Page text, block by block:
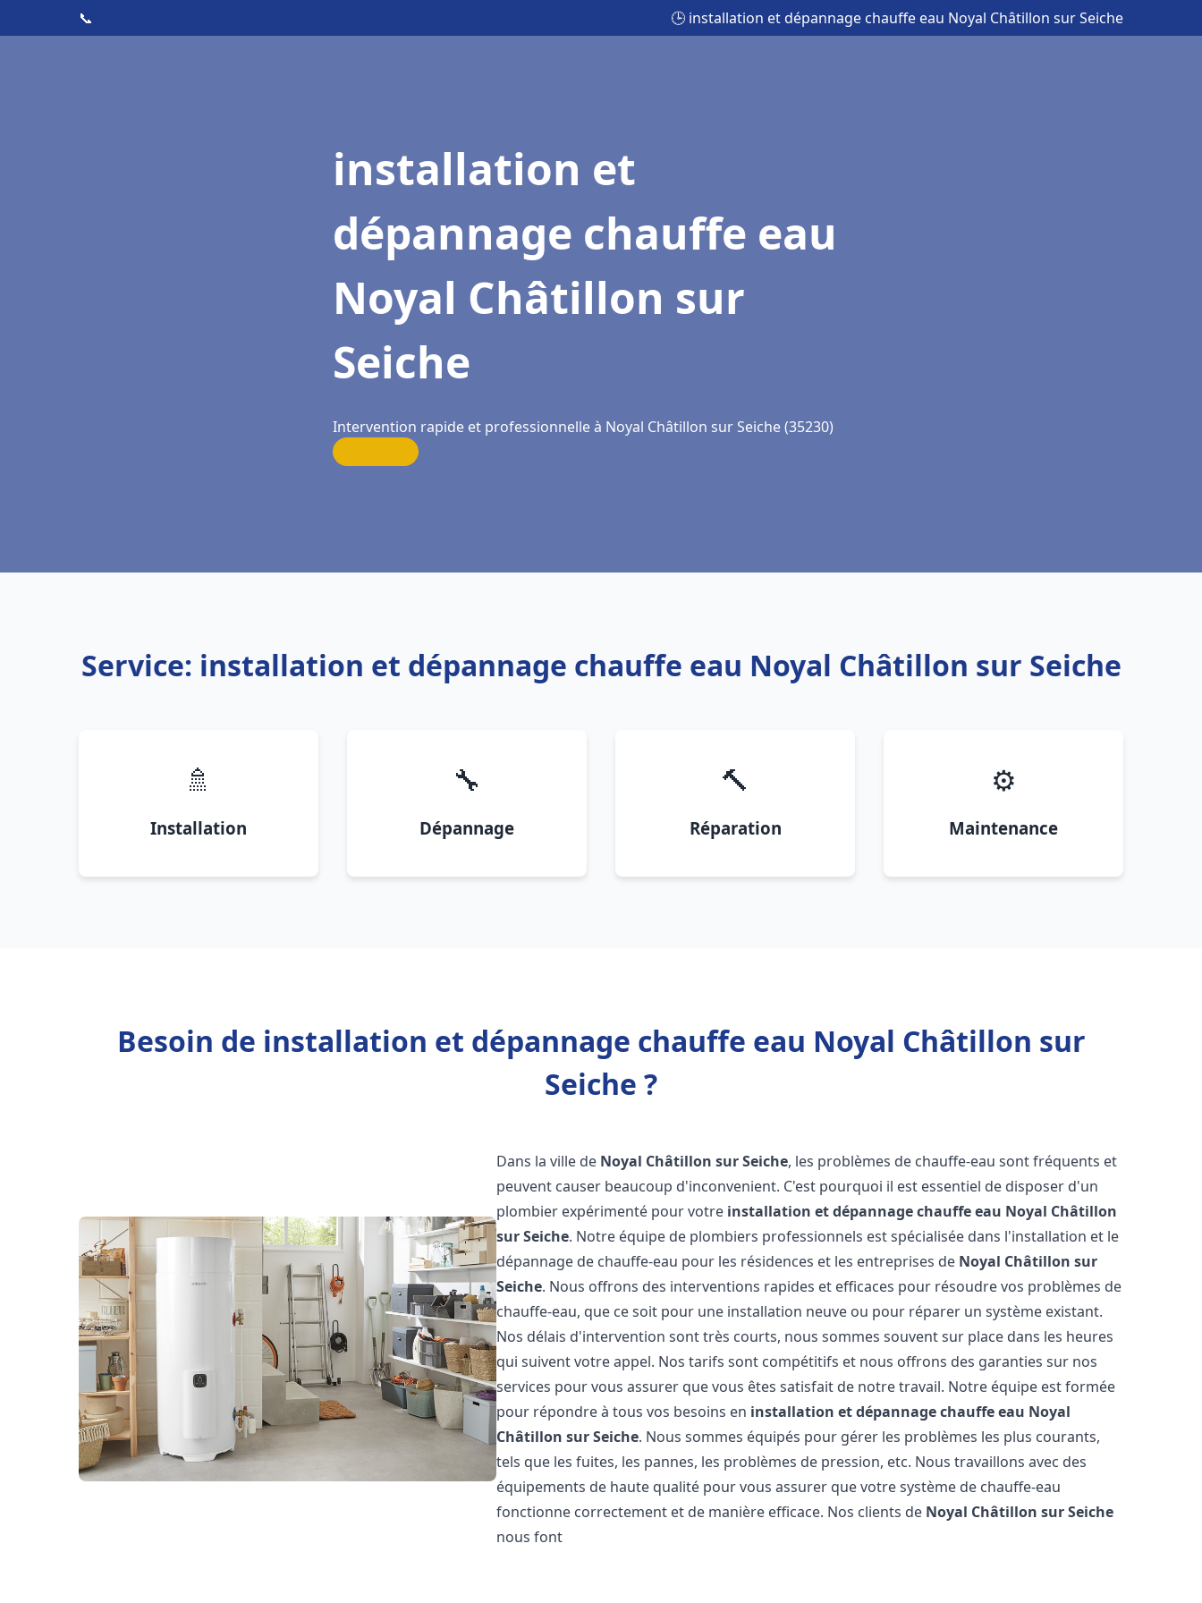
📞 🕒 installation et dépannage chauffe eau Noyal Châtillon sur Seiche
installation et
dépannage chauffe eau
Noyal Châtillon sur
Seiche
Intervention rapide et professionnelle à Noyal Châtillon sur Seiche (35230)
Service: installation et dépannage chauffe eau Noyal Châtillon sur Seiche
🚿
Installation
🔧
Dépannage
🔨
Réparation
⚙️
Maintenance
Besoin de installation et dépannage chauffe eau Noyal Châtillon sur
Seiche ?
Dans la ville de Noyal Châtillon sur Seiche, les problèmes de chauffe-eau sont fréquents et
peuvent causer beaucoup d'inconvenient. C'est pourquoi il est essentiel de disposer d'un
plombier expérimenté pour votre installation et dépannage chauffe eau Noyal Châtillon
sur Seiche. Notre équipe de plombiers professionnels est spécialisée dans l'installation et le
dépannage de chauffe-eau pour les résidences et les entreprises de Noyal Châtillon sur
Seiche. Nous offrons des interventions rapides et efficaces pour résoudre vos problèmes de
chauffe-eau, que ce soit pour une installation neuve ou pour réparer un système existant.
Nos délais d'intervention sont très courts, nous sommes souvent sur place dans les heures
qui suivent votre appel. Nos tarifs sont compétitifs et nous offrons des garanties sur nos
services pour vous assurer que vous êtes satisfait de notre travail. Notre équipe est formée
pour répondre à tous vos besoins en installation et dépannage chauffe eau Noyal
Châtillon sur Seiche. Nous sommes équipés pour gérer les problèmes les plus courants,
tels que les fuites, les pannes, les problèmes de pression, etc. Nous travaillons avec des
équipements de haute qualité pour vous assurer que votre système de chauffe-eau
fonctionne correctement et de manière efficace. Nos clients de Noyal Châtillon sur Seiche
nous font